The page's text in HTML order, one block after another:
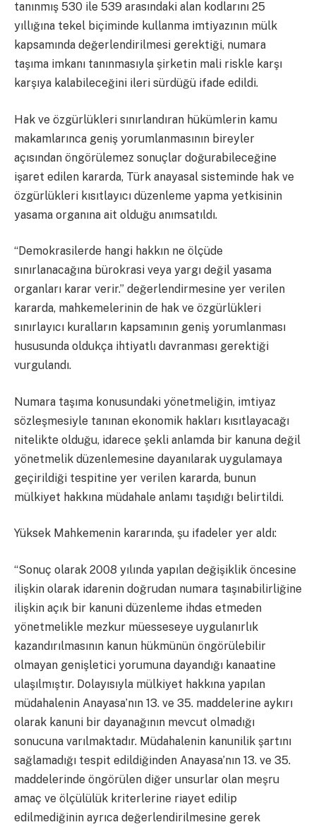
tanınmış 530 ile 539 arasındaki alan kodlarını 25
yıllığına tekel biçiminde kullanma imtiyazının mülk
kapsamında değerlendirilmesi gerektiği, numara
taşıma imkanı tanınmasıyla şirketin mali riskle karşı
karşıya kalabileceğini ileri sürdüğü ifade edildi.
Hak ve özgürlükleri sınırlandıran hükümlerin kamu
makamlarınca geniş yorumlanmasının bireyler
açısından öngörülemez sonuçlar doğurabileceğine
işaret edilen kararda, Türk anayasal sisteminde hak ve
özgürlükleri kısıtlayıcı düzenleme yapma yetkisinin
yasama organına ait olduğu anımsatıldı.
“Demokrasilerde hangi hakkın ne ölçüde
sınırlanacağına bürokrasi veya yargı değil yasama
organları karar verir.” değerlendirmesine yer verilen
kararda, mahkemelerinin de hak ve özgürlükleri
sınırlayıcı kuralların kapsamının geniş yorumlanması
hususunda oldukça ihtiyatlı davranması gerektiği
vurgulandı.
Numara taşıma konusundaki yönetmeliğin, imtiyaz
sözleşmesiyle tanınan ekonomik hakları kısıtlayacağı
nitelikte olduğu, idarece şekli anlamda bir kanuna değil
yönetmelik düzenlemesine dayanılarak uygulamaya
geçirildiği tespitine yer verilen kararda, bunun
mülkiyet hakkına müdahale anlamı taşıdığı belirtildi.
Yüksek Mahkemenin kararında, şu ifadeler yer aldı:
“Sonuç olarak 2008 yılında yapılan değişiklik öncesine
ilişkin olarak idarenin doğrudan numara taşınabilirliğine
ilişkin açık bir kanuni düzenleme ihdas etmeden
yönetmelikle mezkur müesseseye uygulanırlık
kazandırılmasının kanun hükmünün öngörülebilir
olmayan genişletici yorumuna dayandığı kanaatine
ulaşılmıştır. Dolayısıyla mülkiyet hakkına yapılan
müdahalenin Anayasa’nın 13. ve 35. maddelerine aykırı
olarak kanuni bir dayanağının mevcut olmadığı
sonucuna varılmaktadır. Müdahalenin kanunilik şartını
sağlamadığı tespit edildiğinden Anayasa’nın 13. ve 35.
maddelerinde öngörülen diğer unsurlar olan meşru
amaç ve ölçülülük kriterlerine riayet edilip
edilmediğinin ayrıca değerlendirilmesine gerek